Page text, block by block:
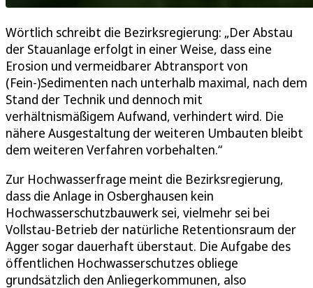
Wörtlich schreibt die Bezirksregierung: „Der Abstau
der Stauanlage erfolgt in einer Weise, dass eine
Erosion und vermeidbarer Abtransport von
(Fein-)Sedimenten nach unterhalb maximal, nach dem
Stand der Technik und dennoch mit
verhältnismäßigem Aufwand, verhindert wird. Die
nähere Ausgestaltung der weiteren Umbauten bleibt
dem weiteren Verfahren vorbehalten.“
Zur Hochwasserfrage meint die Bezirksregierung,
dass die Anlage in Osberghausen kein
Hochwasserschutzbauwerk sei, vielmehr sei bei
Vollstau-Betrieb der natürliche Retentionsraum der
Agger sogar dauerhaft überstaut. Die Aufgabe des
öffentlichen Hochwasserschutzes obliege
grundsätzlich den Anliegerkommunen, also